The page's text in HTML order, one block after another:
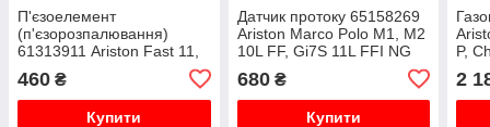
П'єзоелемент
(п'єзорозпалювання)
61313911 Ariston Fast 11,
14, 16 CF P, Chaffoteaux
Fluendo 11, 14 CF P
460 ₴
Купити
Датчик протоку 65158269
Ariston Marco Polo M1, M2
10L FF, Gi7S 11L FFI NG
680₴
Купити
P,
2